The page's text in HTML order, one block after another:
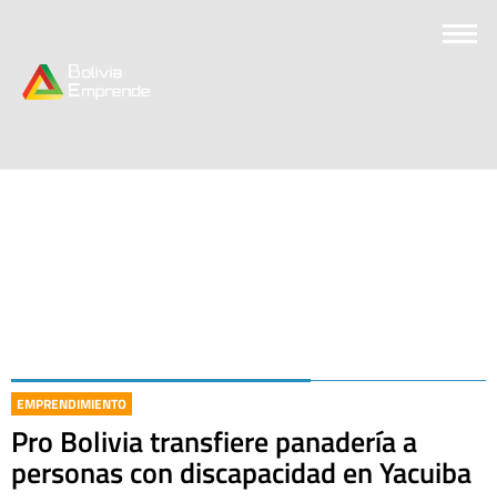
EMPRENDIMIENTO
Pro Bolivia transfiere panadería a
personas con discapacidad en Yacuiba